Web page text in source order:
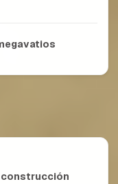
construcción